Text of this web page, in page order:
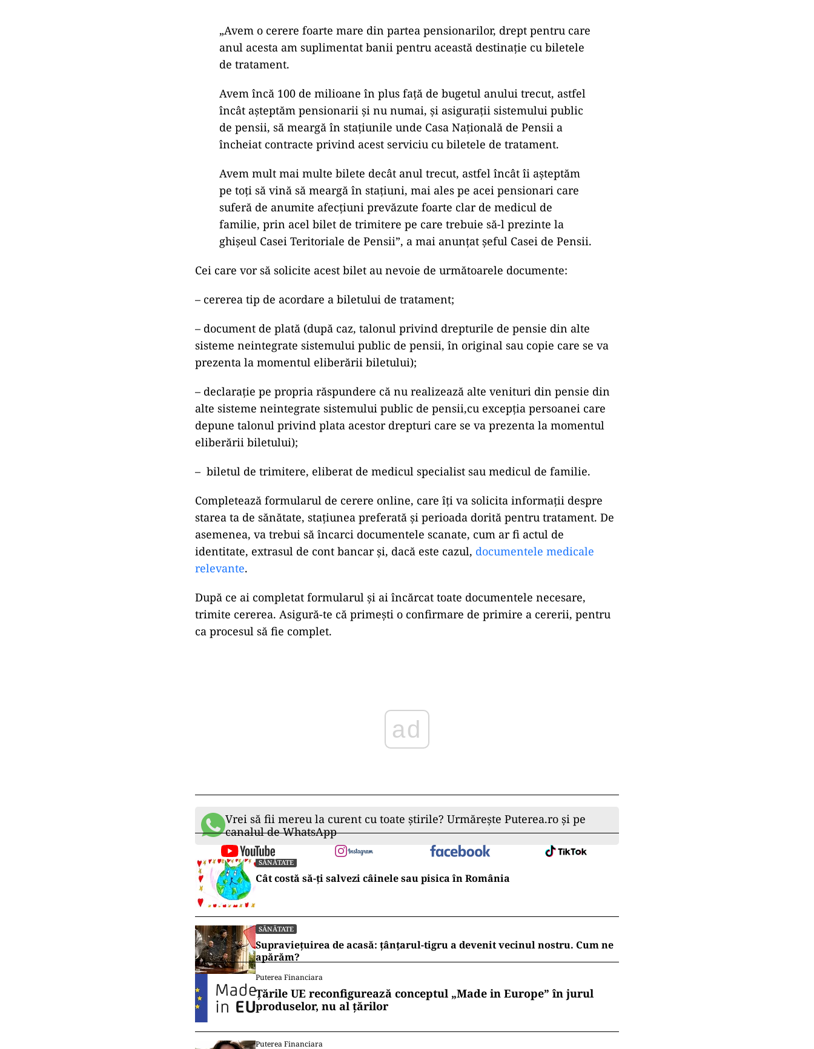
„Avem o cerere foarte mare din partea pensionarilor, drept pentru care
anul acesta am suplimentat banii pentru această destinație cu biletele
de tratament.
Avem încă 100 de milioane în plus față de bugetul anului trecut, astfel
încât așteptăm pensionarii și nu numai, și asigurații sistemului public
de pensii, să meargă în stațiunile unde Casa Națională de Pensii a
încheiat contracte privind acest serviciu cu biletele de tratament.
Avem mult mai multe bilete decât anul trecut, astfel încât îi așteptăm
pe toți să vină să meargă în stațiuni, mai ales pe acei pensionari care
suferă de anumite afecțiuni prevăzute foarte clar de medicul de
familie, prin acel bilet de trimitere pe care trebuie să-l prezinte la
ghișeul Casei Teritoriale de Pensii”, a mai anunţat şeful Casei de Pensii.
Cei care vor să solicite acest bilet au nevoie de următoarele documente:
– cererea tip de acordare a biletului de tratament;
– document de plată (după caz, talonul privind drepturile de pensie din alte
sisteme neintegrate sistemului public de pensii, în original sau copie care se va
prezenta la momentul eliberării biletului);
– declaraţie pe propria răspundere că nu realizează alte venituri din pensie din
alte sisteme neintegrate sistemului public de pensii,cu excepţia persoanei care
depune talonul privind plata acestor drepturi care se va prezenta la momentul
eliberării biletului);
– biletul de trimitere, eliberat de medicul specialist sau medicul de familie.
Completează formularul de cerere online, care îți va solicita informații despre
starea ta de sănătate, stațiunea preferată și perioada dorită pentru tratament. De
asemenea, va trebui să încarci documentele scanate, cum ar fi actul de
identitate, extrasul de cont bancar și, dacă este cazul, documentele medicale
relevante.
După ce ai completat formularul și ai încărcat toate documentele necesare,
trimite cererea. Asigură-te că primești o confirmare de primire a cererii, pentru
ca procesul să fie complet.
ad
Vrei să fii mereu la curent cu toate știrile? Urmărește Puterea.ro și pe
canalul de WhatsApp
SĂNĂTATE
Cât costă să-ți salvezi câinele sau pisica în România
SĂNĂTATE
Supraviețuirea de acasă: țânțarul-tigru a devenit vecinul nostru. Cum ne
apărăm?
Puterea Financiara
Țările UE reconfigurează conceptul „Made in Europe” în jurul
produselor, nu al țărilor
Puterea Financiara